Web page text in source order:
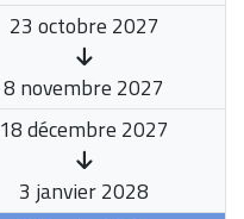
23 octobre 2027
8 novembre 2027
18 décembre 2027
3 janvier 2028